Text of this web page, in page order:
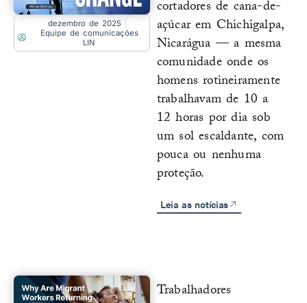
dezembro de 2025
Equipe de comunicações
LIN
cortadores de cana-de-
açúcar em Chichigalpa,
Nicarágua — a mesma
comunidade onde os
homens rotineiramente
trabalhavam de 10 a
12 horas por dia sob
um sol escaldante, com
pouca ou nenhuma
proteção.
Leia as notícias
Trabalhadores